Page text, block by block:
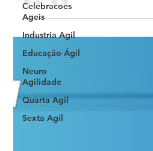
Celebracoes
Ageis
Industria Agil
Educação Ágil
Neuro
Agilidade
Quarta Agil
Sexta Agil
International Training Overview